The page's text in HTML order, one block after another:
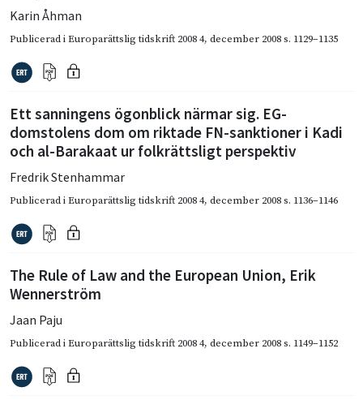
Karin Åhman
Publicerad iEuroparättslig tidskrift 2008 4, december 2008s. 1129–1135
Ett sanningens ögonblick närmar sig. EG-
domstolens dom om riktade FN-sanktioner i Kadi
och al-Barakaat ur folkrättsligt perspektiv
Fredrik Stenhammar
Publicerad iEuroparättslig tidskrift 2008 4, december 2008s. 1136–1146
The Rule of Law and the European Union, Erik
Wennerström
Jaan Paju
Publicerad iEuroparättslig tidskrift 2008 4, december 2008s. 1149–1152